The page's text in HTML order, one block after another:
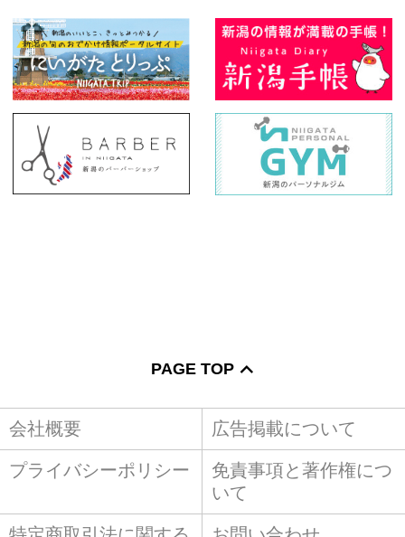
PAGE TOP
会社概要 広告掲載について
プライバシーポリシー
免責事項と著作権につ
いて